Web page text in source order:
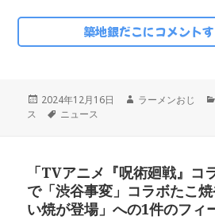
築地銀だこにコメント
投
稿
2024年12月16日
作
ラーメンおじ
ス
タ
ニュース
「TVアニメ『呪術廻戦』コ
で「渋谷事変」コラボたこ
い焼が登場」への1件のフィ